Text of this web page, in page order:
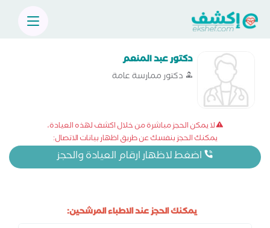
دكتور عبد المنعم
دكتور ممارسة عامة
لا يمكن الحجز مباشرة من خلال اكشف لهذه العيادة،
يمكنك الحجز بنفسك عن طريق اظهار بيانات الاتصال:
اضغط لاظهار ارقام العيادة والحجز
يمكنك الحجز عند الاطباء المرشحين: